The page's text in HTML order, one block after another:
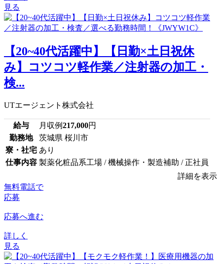
見る
【20~40代活躍中】【日勤×土日祝休
み】コツコツ軽作業／注射器の加工・
検...
UTエージェント株式会社
給与 月収例217,000円
勤務地
茨城県 桜川市
寮・社宅 あり
仕事内容 製薬化粧品系工場 / 機械操作・製造補助 / 正社員
詳細を表示
無料電話で
応募
応募へ進む
詳しく
見る